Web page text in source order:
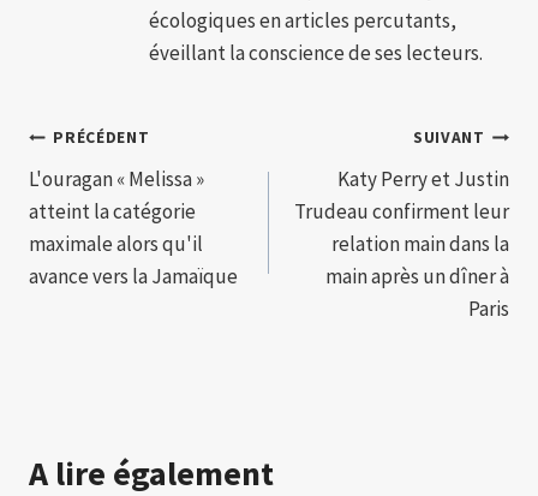
écologiques en articles percutants,
éveillant la conscience de ses lecteurs.
Navigation
de
l’article
PRÉCÉDENT
L'ouragan « Melissa »
atteint la catégorie
maximale alors qu'il
avance vers la Jamaïque
SUIVANT
Katy Perry et Justin
Trudeau confirment leur
relation main dans la
main après un dîner à
Paris
A lire également